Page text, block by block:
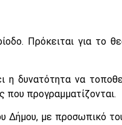
Πρόκειται για το
η δυνατότητα να
που προγραμματίζονται.
Δήμου, με προσωπικό